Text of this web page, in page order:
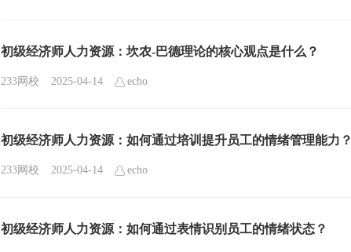
初级经济师人力资源：坎农-巴德理论的核心观点是什么？
233网校 2025-04-14 echo
初级经济师人力资源：如何通过培训提升员工的情绪管理能力？
233网校 2025-04-14 echo
初级经济师人力资源：如何通过表情识别员工的情绪状态？